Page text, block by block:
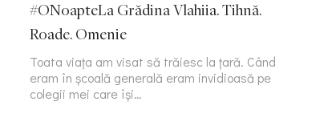
#ONoapteLa Grădina Vlahiia. Tihnă.
Roade. Omenie
Toata viața am visat să trăiesc la țară. Când
eram în școală generală eram invidioasă pe
colegii mei care își…